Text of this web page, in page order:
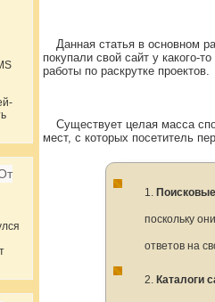
Данная статья в основном
покупали свой сайт у какого-
работы по раскрутке проектов.
Существует целая масса
мест, с которых посетитель
1.
поскольку
ответов на
2. Каталоги